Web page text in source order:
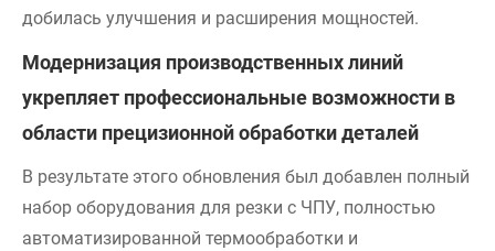
добилась улучшения и расширения мощностей.
Модернизация производственных линий
укрепляет профессиональные возможности в
области прецизионной обработки деталей
В результате этого обновления был добавлен полный
набор оборудования для резки с ЧПУ, полностью
автоматизированной термообработки и